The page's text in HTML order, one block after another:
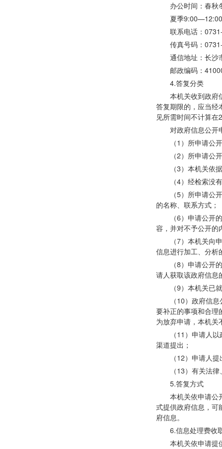
办公时间：春秋
夏季
联系电话：
传真号码：
通信地址：长沙
邮政编码：
4.答复分类
本机关收到政府
答复期限的，应当经
见所需时间不计算在
对政府信息公开
（1）所申请公
（2）所申请公
（3）本机关依
（4）经检索没
（5）所申请公
的名称、联系方式；
（6）申请公开
容，并对不予公开的
（7）本机关向
信息进行加工、分析
（8）申请公开
请人获取该政府信息
（9）本机关已
（10）政府信
要补正的事项和合理
为放弃申请，本机关
（11）申请人
渠道提出；
（12）申请人
（13）有关法
5.答复方式
本机关依申请公
式提供政府信息，可
府信息。
6.信息处理费收
本机关依申请提